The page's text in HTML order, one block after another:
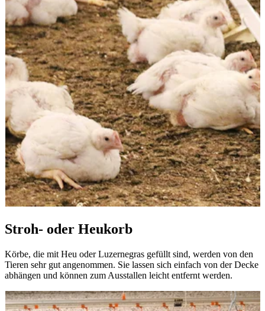
Stroh- oder Heukorb
Körbe, die mit Heu oder Luzernegras gefüllt sind, werden von den
Tieren sehr gut angenommen. Sie lassen sich einfach von der Decke
abhängen und können zum Ausstallen leicht entfernt werden.